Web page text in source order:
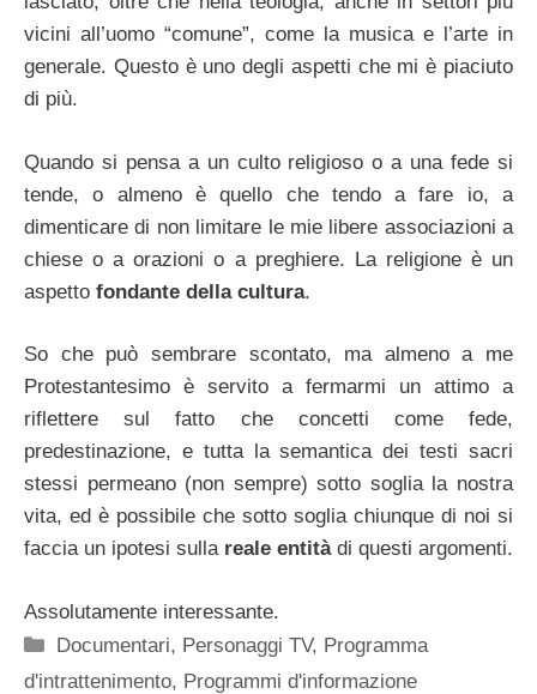
vicini all’uomo “comune”, come la musica e l’arte in
generale. Questo è uno degli aspetti che mi è piaciuto
di più.
Quando si pensa a un culto religioso o a una fede si
tende, o almeno è quello che tendo a fare io, a
dimenticare di non limitare le mie libere associazioni a
chiese o a orazioni o a preghiere. La religione è un
aspetto fondante della cultura.
So che può sembrare scontato, ma almeno a me
Protestantesimo è servito a fermarmi un attimo a
riflettere sul fatto che concetti come fede,
predestinazione, e tutta la semantica dei testi sacri
stessi permeano (non sempre) sotto soglia la nostra
vita, ed è possibile che sotto soglia chiunque di noi si
faccia un ipotesi sulla reale entità di questi argomenti.
Assolutamente interessante.
Categorie
Documentari, Personaggi TV, Programma
d'intrattenimento, Programmi d'informazione